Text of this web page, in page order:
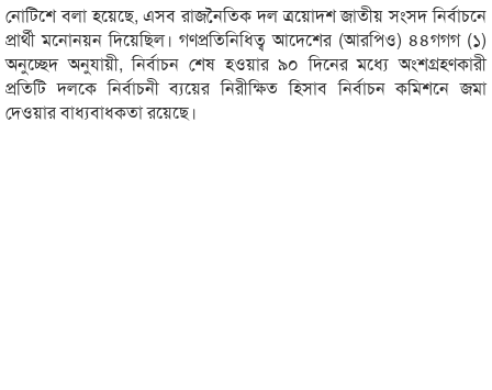
নোটিশে বলা হয়েছে, এসব রাজনৈতিক দল ত্রয়োদশ জাতীয় সংসদ নির্বাচনে
প্রার্থী মনোনয়ন দিয়েছিল। গণপ্রতিনিধিত্ব আদেশের (আরপিও) ৪৪গগগ (১)
অনুচ্ছেদ অনুযায়ী, নির্বাচন শেষ হওয়ার ৯০ দিনের মধ্যে অংশগ্রহণকারী
প্রতিটি দলকে নির্বাচনী ব্যয়ের নিরীক্ষিত হিসাব নির্বাচন কমিশনে জমা
দেওয়ার বাধ্যবাধকতা রয়েছে।